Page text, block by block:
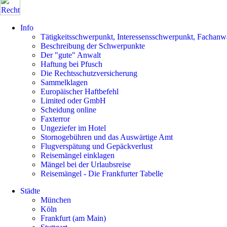
Info
Tätigkeitsschwerpunkt, Interessensschwerpunkt,
Beschreibung der Schwerpunkte
Der "gute" Anwalt
Haftung bei Pfusch
Die Rechtsschutzversicherung
Sammelklagen
Europäischer Haftbefehl
Limited oder GmbH
Scheidung online
Faxterror
Ungeziefer im Hotel
Stornogebühren und das Auswärtige Amt
Flugverspätung und Gepäckverlust
Reisemängel einklagen
Mängel bei der Urlaubsreise
Reisemängel - Die Frankfurter Tabelle
Städte
München
Köln
Frankfurt (am Main)